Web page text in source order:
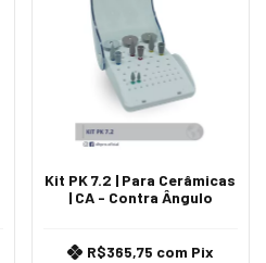
Kit PK 7.2 | Para Cerâmicas
| CA - Contra Ângulo
R$365,75 com Pix